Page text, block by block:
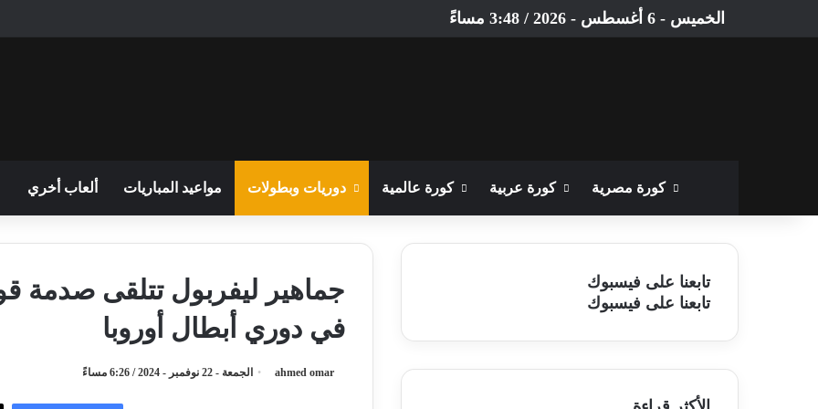
الخميس - 6 أغسطس - 2026 / 3:48 مساءً
الرئيسيةكورة مصرية كورة عربية كورة عالمية دوريات وبطولات مواعيد المباريات ألعاب أخري
جماهير ليفربول تتلقى صدمة
في دوري أبطال أوروبا
ahmed omar الجمعة - 22 نوفمبر - 2024 / 6:26 مساءً
تابعنا على فيسبوك
تابعنا على فيسبوك